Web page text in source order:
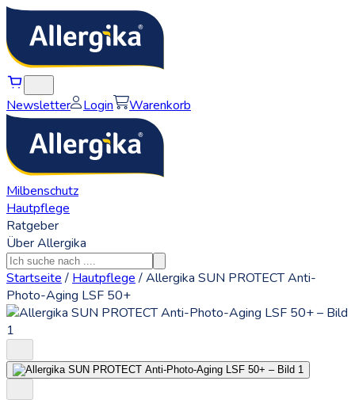
Newsletter Login Warenkorb
Milbenschutz
Hautpflege
Ratgeber
Über Allergika
Startseite/ Hautpflege/Allergika SUN PROTECT Anti-
Photo-Aging LSF 50+